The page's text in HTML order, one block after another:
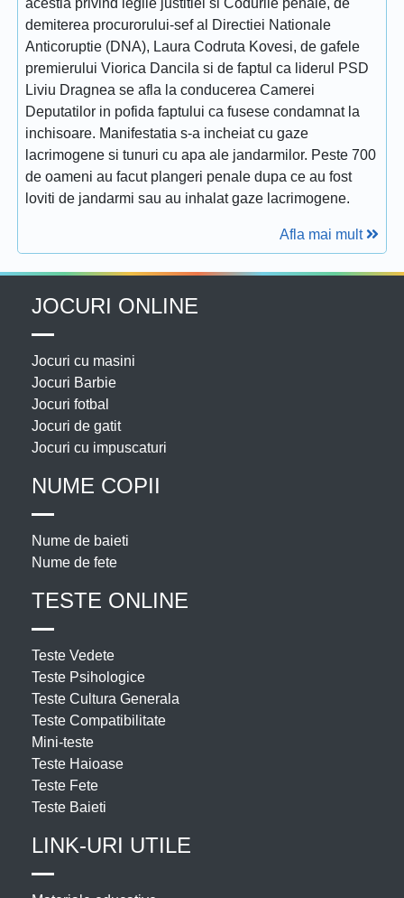
demiterea procurorului-sef al Directiei Nationale
Anticoruptie (DNA), Laura Codruta Kovesi, de gafele
premierului Viorica Dancila si de faptul ca liderul PSD
Liviu Dragnea se afla la conducerea Camerei
Deputatilor in pofida faptului ca fusese condamnat la
inchisoare. Manifestatia s-a incheiat cu gaze
lacrimogene si tunuri cu apa ale jandarmilor. Peste 700
de oameni au facut plangeri penale dupa ce au fost
loviti de jandarmi sau au inhalat gaze lacrimogene.
Afla mai mult
JOCURI ONLINE
Jocuri cu masini
Jocuri Barbie
Jocuri fotbal
Jocuri de gatit
Jocuri cu impuscaturi
NUME COPII
Nume de baieti
Nume de fete
TESTE ONLINE
Teste Vedete
Teste Psihologice
Teste Cultura Generala
Teste Compatibilitate
Mini-teste
Teste Haioase
Teste Fete
Teste Baieti
LINK-URI UTILE